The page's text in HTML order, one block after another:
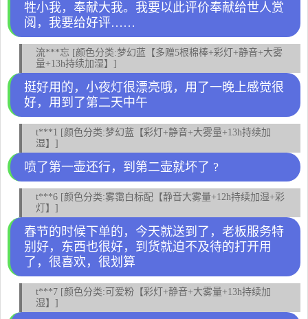
牲小我，奉献大我。我要以此评价奉献给世人赏
阅，我要给好评……
流***忘 [颜色分类:梦幻蓝【多赠5根棉棒+彩灯+静音+大雾
量+13h持续加湿】]
挺好用的，小夜灯很漂亮哦，用了一晚上感觉很
好，用到了第二天中午
t***1 [颜色分类:梦幻蓝【彩灯+静音+大雾量+13h持续加
湿】]
喷了第一壶还行，到第二壶就坏了 ?
t***6 [颜色分类:雾霭白标配【静音大雾量+12h持续加湿+彩
灯】]
春节的时候下单的，今天就送到了，老板服务特
别好，东西也很好，到货就迫不及待的打开用
了，很喜欢，很划算
t***7 [颜色分类:可爱粉【彩灯+静音+大雾量+13h持续加
湿】]